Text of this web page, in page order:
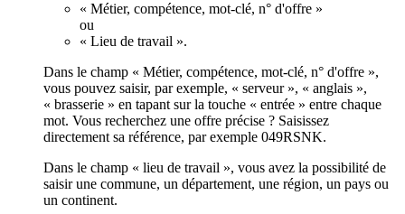
« Métier, compétence, mot-clé, n° d'offre »
ou
« Lieu de travail ».
Dans le champ « Métier, compétence, mot-clé, n° d'offre »,
vous pouvez saisir, par exemple, « serveur », « anglais »,
« brasserie » en tapant sur la touche « entrée » entre chaque
mot. Vous recherchez une offre précise ? Saisissez
directement sa référence, par exemple 049RSNK.
Dans le champ « lieu de travail », vous avez la possibilité de
saisir une commune, un département, une région, un pays ou
un continent.